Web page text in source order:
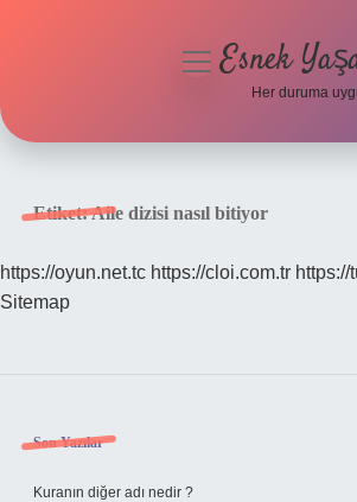
Hakkımızda
menüyüEsnek
Her duruma
Etiket:Aile dizisi nasıl bitiyor
https://oyun.net.tc https://cloi.com.tr
Sitemap
Sidebar
Son Yazılar
Kuranın diğer adı nedir ?